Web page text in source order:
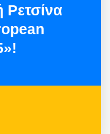
Ρετσίνα